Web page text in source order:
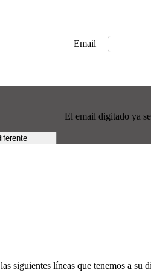
Email
El email digitado ya
siguientes líneas que tenemos a su